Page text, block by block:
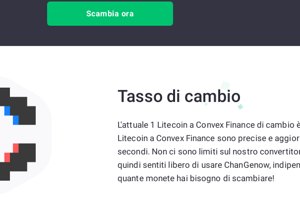
Scambia ora
Tasso di cambio
L'attuale 1 Litecoin a Convex Finance di cambio
Litecoin a Convex Finance sono precise e
secondi. Non ci sono limiti sul nostro
quindi sentiti libero di usare ChanGenow,
quante monete hai bisogno di scambiare!